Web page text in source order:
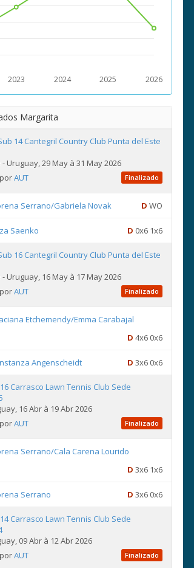
2023 2024 2025 2026
Margarita
14 Cantegril Country Club Punta del Este
Uruguay, 29 May à 31 May 2026
AUT Finalizado
Serrano/Gabriela Novak D WO
Saenko D 0x6 1x6
16 Cantegril Country Club Punta del Este
Uruguay, 16 May à 17 May 2026
AUT Finalizado
Etchemendy/Emma Carabajal
D 4x6 0x6
Angenscheidt D 3x6 0x6
Carrasco Lawn Tennis Club Sede
16 Abr à 19 Abr 2026
AUT Finalizado
Serrano/Cala Carena Lourido
D 3x6 1x6
Serrano D 3x6 0x6
Carrasco Lawn Tennis Club Sede
09 Abr à 12 Abr 2026
AUT Finalizado